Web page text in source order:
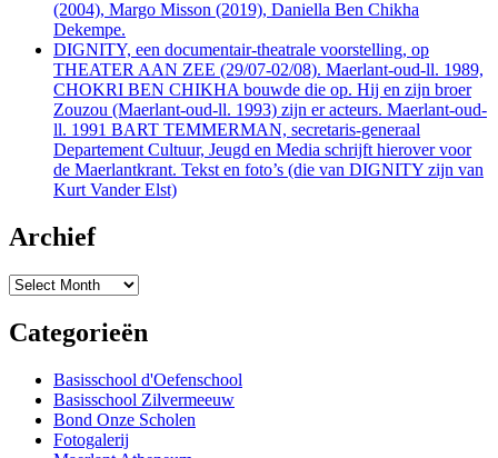
(2004), Margo Misson (2019), Daniella Ben Chikha
Dekempe.
DIGNITY, een documentair-theatrale voorstelling, op
THEATER AAN ZEE (29/07-02/08). Maerlant-oud-ll. 1989,
CHOKRI BEN CHIKHA bouwde die op. Hij en zijn broer
Zouzou (Maerlant-oud-ll. 1993) zijn er acteurs. Maerlant-oud-
ll. 1991 BART TEMMERMAN, secretaris-generaal
Departement Cultuur, Jeugd en Media schrijft hierover voor
de Maerlantkrant. Tekst en foto’s (die van DIGNITY zijn van
Kurt Vander Elst)
Archief
Archief
Categorieën
Basisschool d'Oefenschool
Basisschool Zilvermeeuw
Bond Onze Scholen
Fotogalerij